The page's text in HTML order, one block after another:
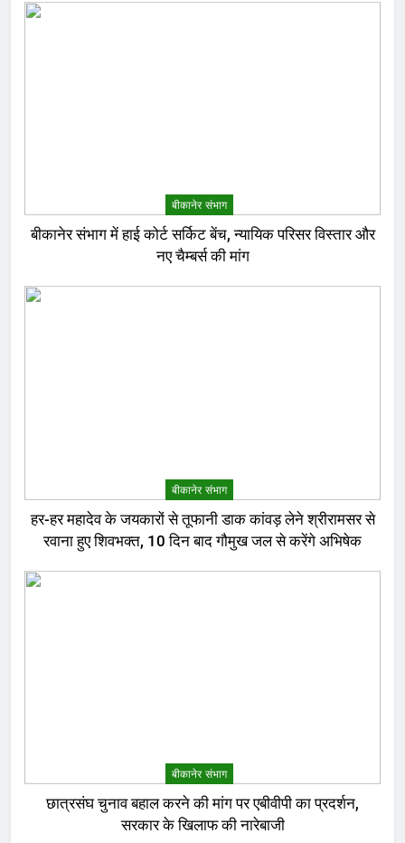
बीकानेर संभाग
बीकानेर संभाग में हाई कोर्ट सर्किट बेंच, न्यायिक परिसर विस्तार और
नए चैम्बर्स की मांग
बीकानेर संभाग
हर-हर महादेव के जयकारों से तूफानी डाक कांवड़ लेने श्रीरामसर से
रवाना हुए शिवभक्त, 10 दिन बाद गौमुख जल से करेंगे अभिषेक
बीकानेर संभाग
छात्रसंघ चुनाव बहाल करने की मांग पर एबीवीपी का प्रदर्शन,
सरकार के खिलाफ की नारेबाजी